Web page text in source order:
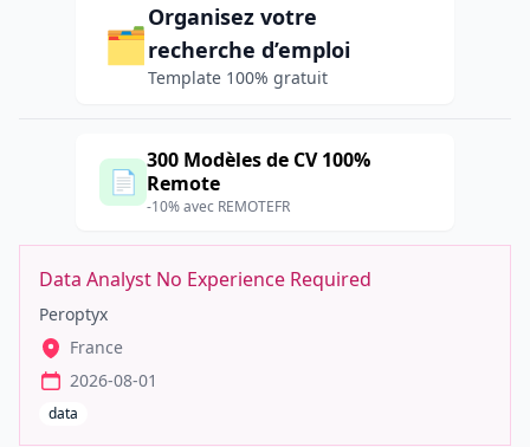
🗂️
Organisez votre
recherche d’emploi
Template 100% gratuit
📄
300 Modèles de CV 100%
Remote
-10% avec REMOTEFR
Data Analyst No Experience Required
Peroptyx
France
2026-08-01
data